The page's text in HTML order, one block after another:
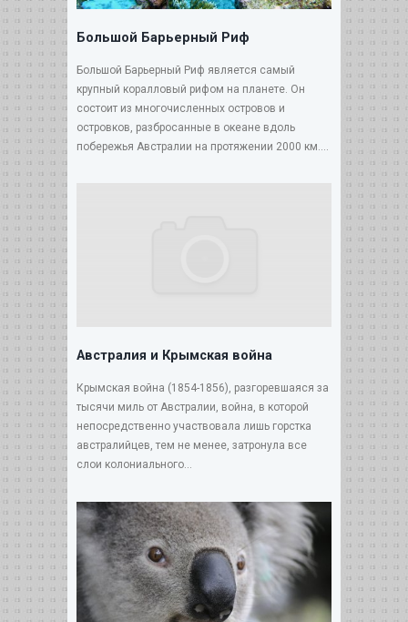
Большой Барьерный Риф
Большой Барьерный Риф является самый
крупный коралловый рифом на планете. Он
состоит из многочисленных островов и
островков, разбросанные в океане вдоль
побережья Австралии на протяжении 2000 км....
Австралия и Крымская война
Крымская война (1854-1856), разгоревшаяся за
тысячи миль от Австралии, война, в которой
непосредственно участвовала лишь горстка
австралийцев, тем не менее, затронула все
слои колониального...